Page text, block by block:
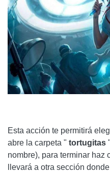
Esta acción te permitirá
abre la carpeta " tortugitas
nombre), para terminar haz
llevará a otra sección